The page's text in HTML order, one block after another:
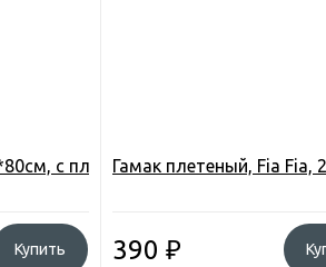
с планкой, лента, в чехле,, CBD
Купить
Гамак плетеный, Fia
390 ₽